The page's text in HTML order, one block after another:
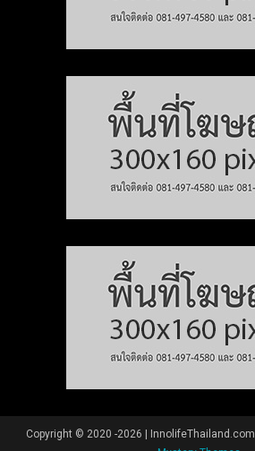
Copyright © 2020 -2026 | InnolifeThailand.com